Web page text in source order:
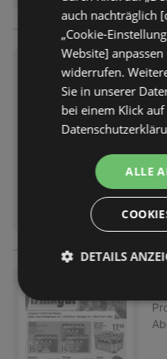
auch nachträglich
„Cookie-
Website]
widerrufen.
Sie in unserer
bei einem Klick auf
ALLE
DETAILS